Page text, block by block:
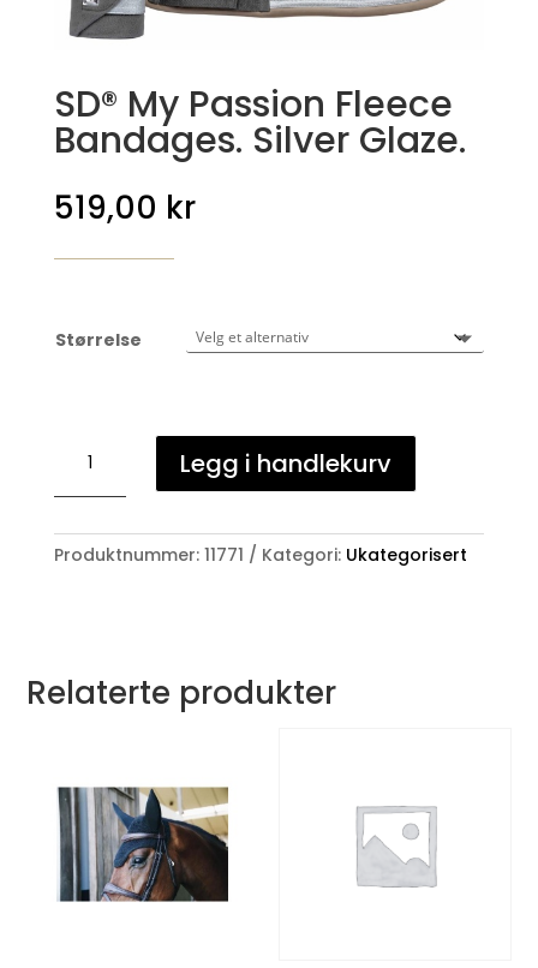
SD® My Passion Fleece
Bandages. Silver Glaze.
519,00 kr
Størrelse
Passion
Bandages.
Legg i handlekurv
Produktnummer: 11771 Kategori: Ukategorisert
Relaterte produkter